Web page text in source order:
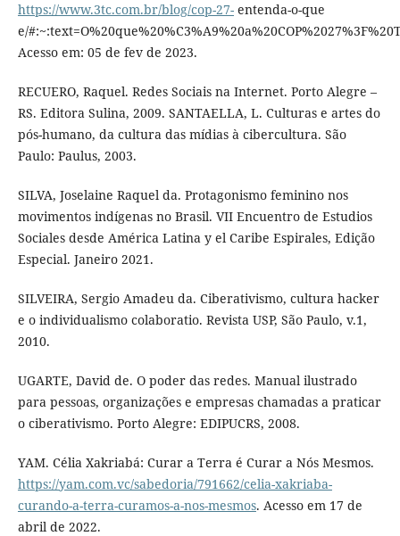
https://www.3tc.com.br/blog/cop-27-entenda-o-que
e/
Acesso em: 05 de fev de 2023.
RECUERO, Raquel. Redes Sociais na Internet. Porto Alegre –
RS. Editora Sulina, 2009. SANTAELLA, L. Culturas e artes do
pós-humano, da cultura das mídias à cibercultura. São
Paulo: Paulus, 2003.
SILVA, Joselaine Raquel da. Protagonismo feminino nos
movimentos indígenas no Brasil. VII Encuentro de Estudios
Sociales desde América Latina y el Caribe Espirales, Edição
Especial. Janeiro 2021.
SILVEIRA, Sergio Amadeu da. Ciberativismo, cultura hacker
e o individualismo colaboratio. Revista USP, São Paulo, v.1,
2010.
UGARTE, David de. O poder das redes. Manual ilustrado
para pessoas, organizações e empresas chamadas a praticar
o ciberativismo. Porto Alegre: EDIPUCRS, 2008.
YAM. Célia Xakriabá: Curar a Terra é Curar a Nós Mesmos.
https://yam.com.vc/sabedoria/791662/celia-xakriaba-
curando-a-terra-curamos-a-nos-mesmos. Acesso em 17 de
abril de 2022.